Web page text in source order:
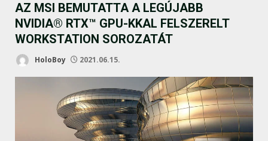
AZ MSI BEMUTATTA A LEGÚJABB
NVIDIA® RTX™ GPU-KKAL FELSZERELT
WORKSTATION SOROZATÁT
HoloBoy 2021.06.15.